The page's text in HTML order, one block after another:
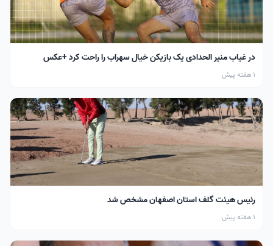
در غیاب منیر الحدادی یک بازیکن خیال سهراب را راحت کرد +عکس
1 هفته پیش
رئیس هیئت گلف استان اصفهان مشخص شد
1 هفته پیش